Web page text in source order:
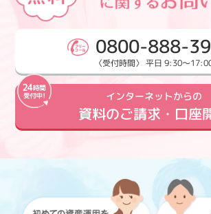
0800-888-
〈受付時間〉 平日 9:30～
インターネットからの
資料のご請求・口座